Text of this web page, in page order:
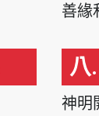
善緣
八
神明